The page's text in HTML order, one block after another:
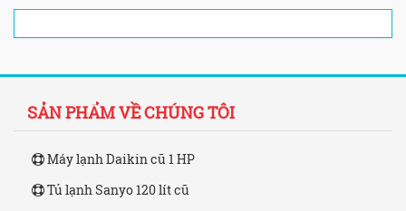
SẢN PHẨM VỀ CHÚNG TÔI
Máy lạnh Daikin cũ 1 HP
Tủ lạnh Sanyo 120 lít cũ